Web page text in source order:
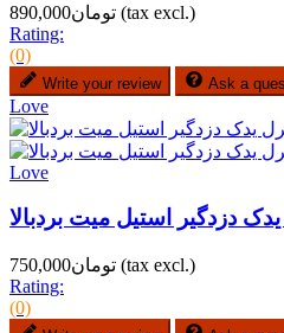
تومان890,000 (tax excl.)
Rating:
(0)
Write your review Ask a
Love
Love
دزدگیر استیل میت بردبالا
تومان750,000 (tax excl.)
Rating:
(0)